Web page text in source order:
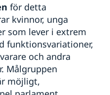
för detta
kvinnor, unga
som lever i extrem
funktionsvariationer,
och andra
Målgruppen
möjligt,